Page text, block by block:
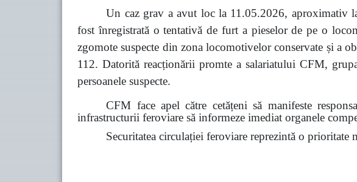
Un caz grav a avut loc la 11.05.2026, aproximativ
fost înregistrată o tentativă de furt a pieselor de pe o
zgomote suspecte din zona locomotivelor conservate și a
112. Datorită reacționării promte a salariatului CFM,
persoanele suspecte.
CFM face apel către cetățeni să manifeste
infrastructurii feroviare să informeze imediat organele
Securitatea circulației feroviare reprezintă o prioritate